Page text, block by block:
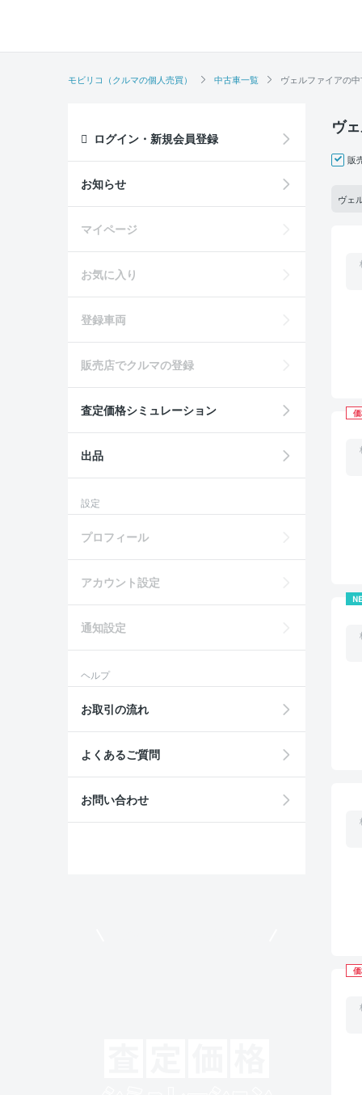
モビリコ（クルマの個人売買） 中古車一覧 ヴェルファイアの
ヴ
販
ヴェ
ログイン・新規会員登録
お知らせ
マイページ
お気に入り
登録車両
販売店でクルマの登録
査定価格シミュレーション
出品
設定
プロフィール
アカウント設定
通知設定
ヘルプ
お取引の流れ
よくあるご質問
お問い合わせ